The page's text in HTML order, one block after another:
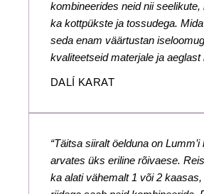
kombineerides neid nii seelikute,
ka kottpükste ja tossudega.
seda enam väärtustan
kvaliteetseid materjale ja aeglast
DALÍ KARAT
“Täitsa siiralt öelduna on
arvates üks eriline rõivaese.
ka alati vähemalt 1 või 2